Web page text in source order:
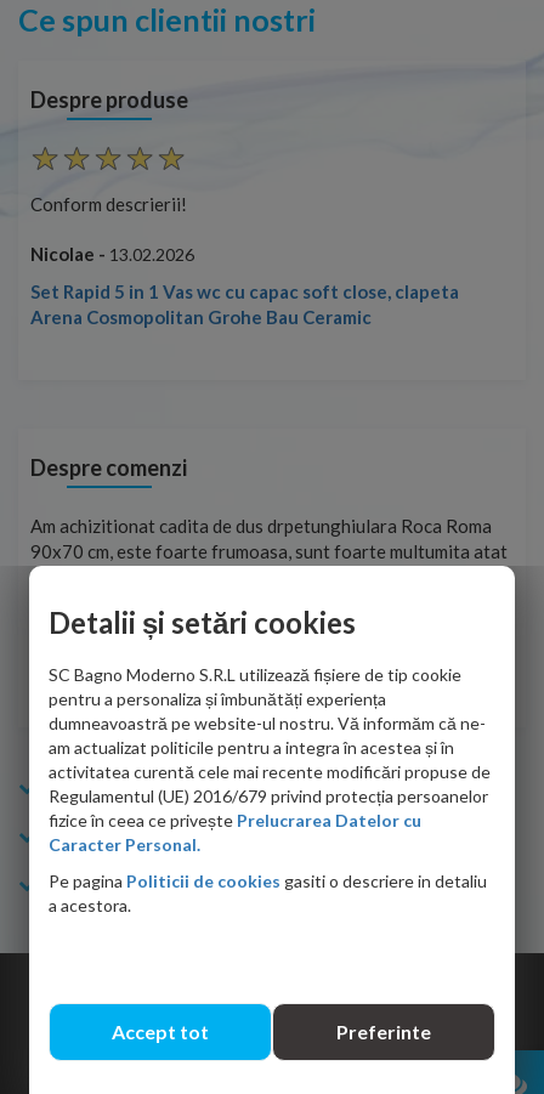
Ce spun clientii nostri
Despre produse
Conform descrierii!
Nicolae - 13.02.2026
Set Rapid 5 in 1 Vas wc cu capac soft close, clapeta
Arena Cosmopolitan Grohe Bau Ceramic
Despre comenzi
Am achizitionat cadita de dus drpetunghiulara Roca Roma
90x70 cm, este foarte frumoasa, sunt foarte multumita atat
de personalul firmei dvs. cu care am colaborat in obtinerea
adus coletul in siguranta.Numai bine, va doresc!
Sofrone Viviana -28.07.2026
Info Bagno
Cumparaturi
Suport clienti
Detalii și setări cookies
SC Bagno Moderno S.R.L utilizează fișiere de tip cookie
pentru a personaliza și îmbunătăți experiența
dumneavoastră pe website-ul nostru. Vă informăm că ne-
am actualizat politicile pentru a integra în acestea și în
activitatea curentă cele mai recente modificări propuse de
Regulamentul (UE) 2016/679 privind protecția persoanelor
fizice în ceea ce privește Prelucrarea Datelor cu
Caracter Personal.
Pe pagina Politicii de cookies gasiti o descriere in detaliu
a acestora.
Accept tot Preferinte